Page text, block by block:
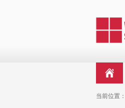
当前位置：